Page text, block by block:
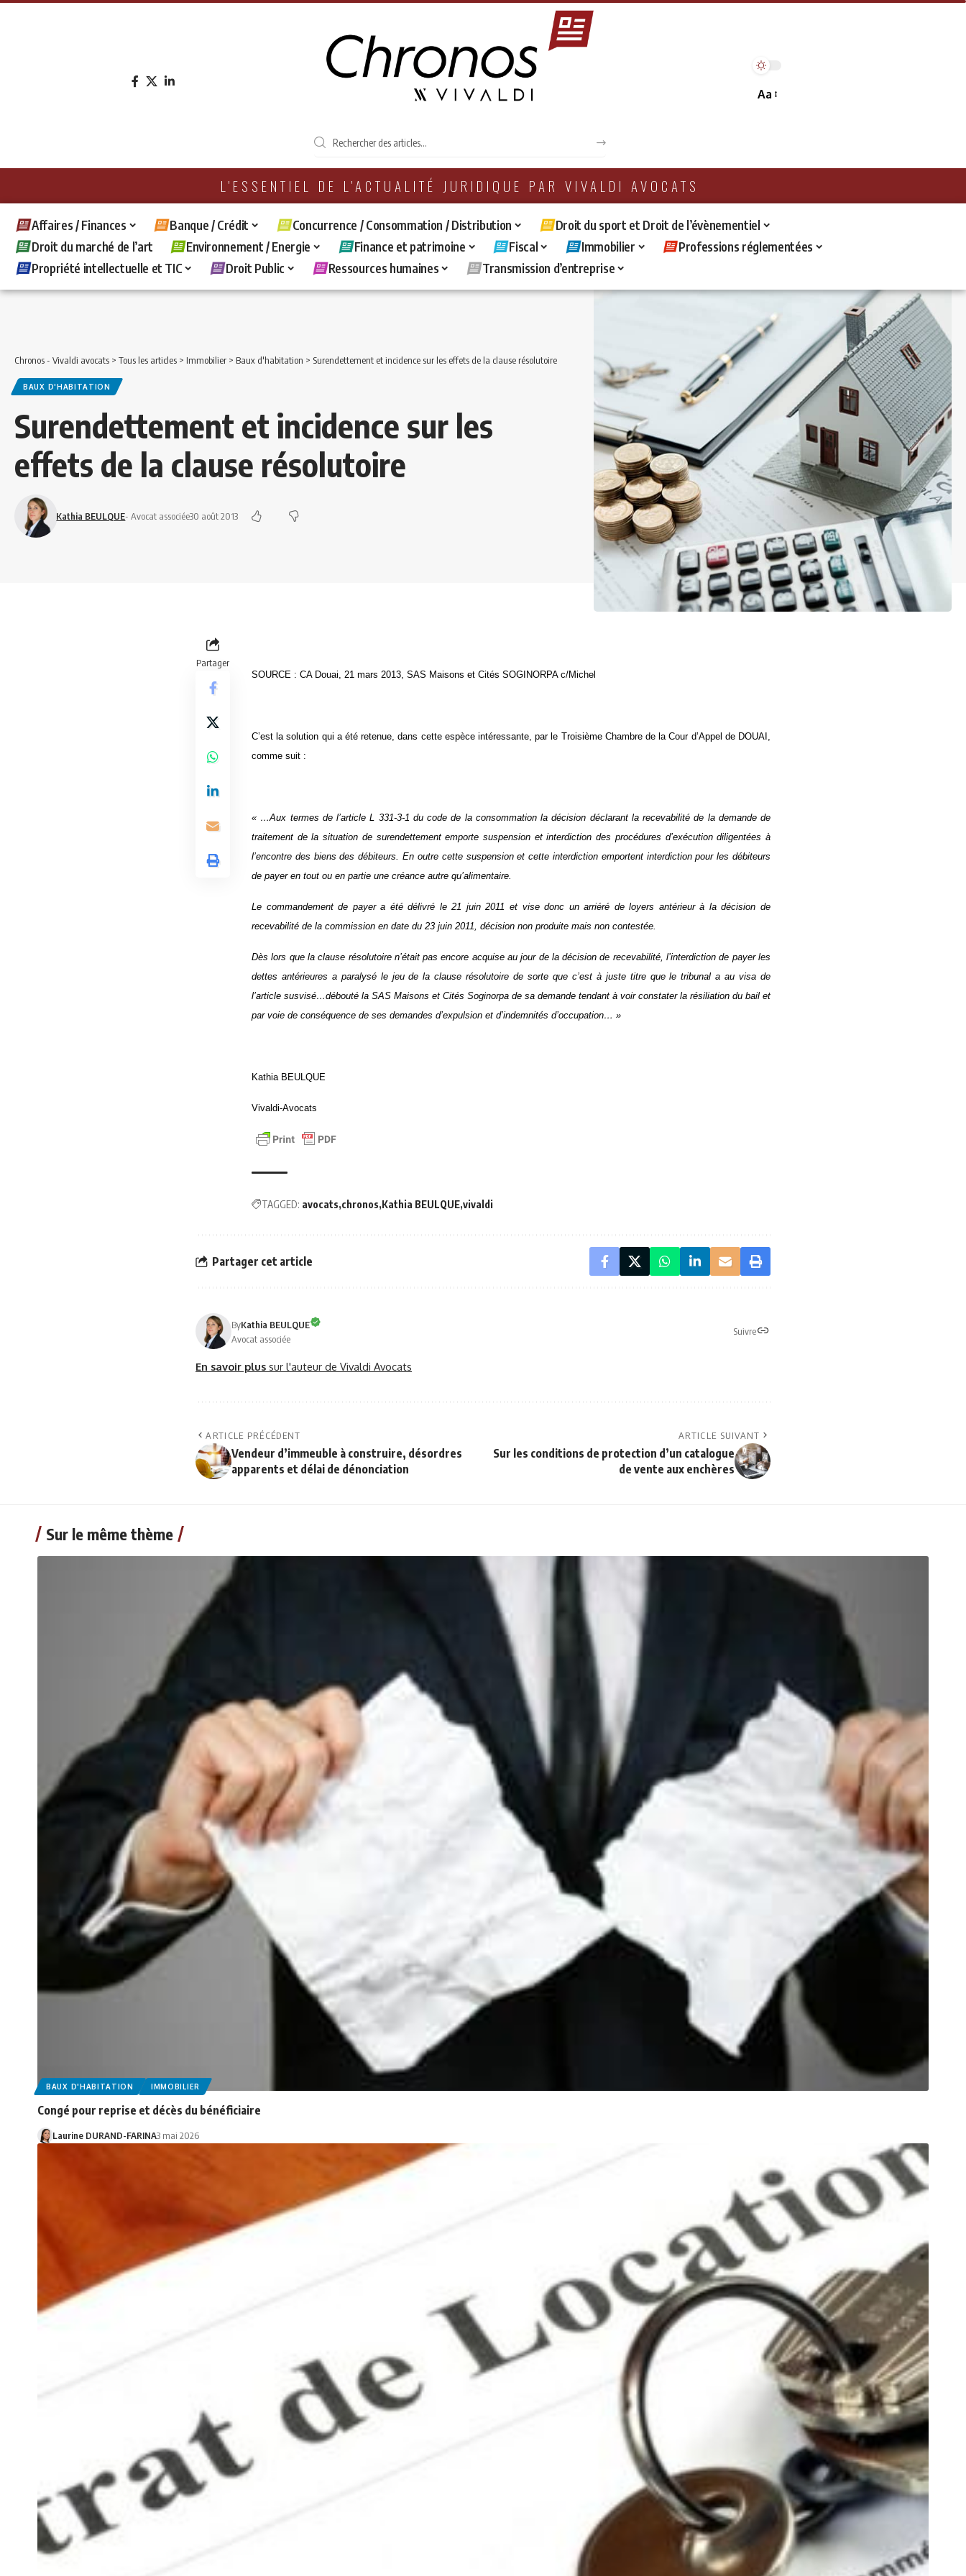
Aa
L'ESSENTIEL DE L'ACTUALITÉ JURIDIQUE PAR VIVALDI AVOCATS
Affaires / Finances Banque / Crédit Concurrence / Consommation / Distribution
Droit du sport et Droit de l’évènementiel
Droit du marché de l’art
Environnement / Energie Finance et patrimoine Fiscal Immobilier
Professions réglementées
Propriété intellectuelle et TIC
Droit Public Ressources humaines Transmission d’entreprise
Chronos - Vivaldi avocats > Tous les articles > Immobilier > Baux d'habitation > Surendettement et incidence sur les effets de la clause résolutoire
BAUX D'HABITATION
Surendettement et incidence sur les
effets de la clause résolutoire
Kathia BEULQUE- Avocat associée30 août 2013
Partager
SOURCE : CA Douai, 21 mars 2013, SAS Maisons et Cités SOGINORPA c/Michel
C’est la solution qui a été retenue, dans cette espèce intéressante, par le Troisième Chambre de la Cour d’Appel de DOUAI,
comme suit :
« …Aux termes de l’article L 331-3-1 du code de la consommation la décision déclarant la recevabilité de la demande de
traitement de la situation de surendettement emporte suspension et interdiction des procédures d’exécution diligentées à
l’encontre des biens des débiteurs. En outre cette suspension et cette interdiction emportent interdiction pour les débiteurs
de payer en tout ou en partie une créance autre qu’alimentaire.
Le commandement de payer a été délivré le 21 juin 2011 et vise donc un arriéré de loyers antérieur à la décision de
recevabilité de la commission en date du 23 juin 2011, décision non produite mais non contestée.
Dès lors que la clause résolutoire n’était pas encore acquise au jour de la décision de recevabilité, l’interdiction de payer les
dettes antérieures a paralysé le jeu de la clause résolutoire de sorte que c’est à juste titre que le tribunal a au visa de
l’article susvisé…débouté la SAS Maisons et Cités Soginorpa de sa demande tendant à voir constater la résiliation du bail et
par voie de conséquence de ses demandes d’expulsion et d’indemnités d’occupation… »
Kathia BEULQUE
Vivaldi-Avocats
TAGGED: avocats chronos Kathia BEULQUE vivaldi
Partager cet article
ByKathia BEULQUE
Avocat associée
Suivre
En savoir plus sur l'auteur de Vivaldi Avocats
ARTICLE PRÉCÉDENT
Vendeur d’immeuble à construire, désordres
apparents et délai de dénonciation
ARTICLE SUIVANT
Sur les conditions de protection d’un catalogue
de vente aux enchères
Sur le même thème
BAUX D'HABITATION IMMOBILIER
Congé pour reprise et décès du bénéficiaire
Laurine DURAND-FARINA3 mai 2026